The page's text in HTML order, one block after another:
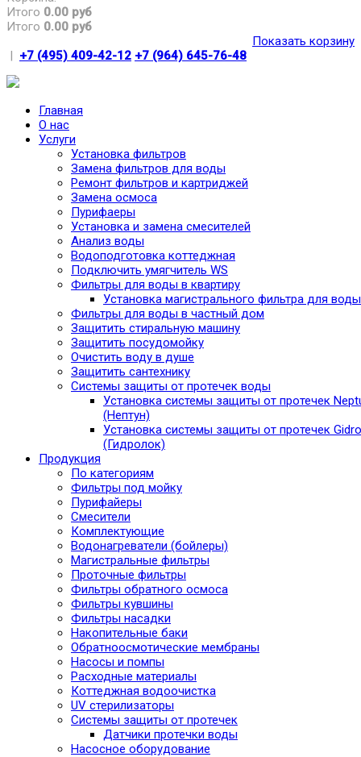
Итого 0.00 руб
Итого 0.00 руб
Показать корзину
| +7 (495) 409-42-12 +7 (964) 645-76-48
Главная
О нас
Услуги
Установка фильтров
Замена фильтров для воды
Ремонт фильтров и картриджей
Замена осмоса
Пурифаеры
Установка и замена смесителей
Анализ воды
Водоподготовка коттеджная
Подключить умягчитель WS
Фильтры для воды в квартиру
Установка магистрального фильтра для воды
Фильтры для воды в частный дом
Защитить стиральную машину
Защитить посудомойку
Очистить воду в душе
Защитить сантехнику
Системы защиты от протечек воды
Установка системы защиты от протечек
(Нептун)
Установка системы защиты от протечек
(Гидролок)
Продукция
По категориям
Фильтры под мойку
Пурифайеры
Смесители
Комплектующие
Водонагреватели (бойлеры)
Магистральные фильтры
Проточные фильтры
Фильтры обратного осмоса
Фильтры кувшины
Фильтры насадки
Накопительные баки
Обратноосмотические мембраны
Насосы и помпы
Расходные материалы
Коттеджная водоочистка
UV стерилизаторы
Системы защиты от протечек
Датчики протечки воды
Насосное оборудование